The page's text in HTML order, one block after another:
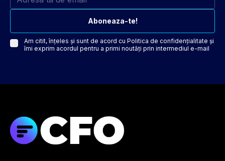
Aboneaza-te!
Am citit, înțeles și sunt de acord cu Politica de confidențialitate și
îmi exprim acordul pentru a primi noutăți prin intermediul e-mail